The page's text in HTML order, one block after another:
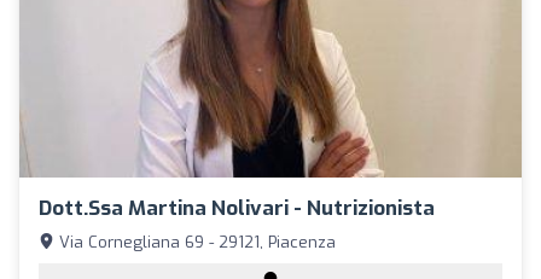
Dott.ssa Martina Nolivari - Nutrizionista
Via Cornegliana 69 - 29121, Piacenza